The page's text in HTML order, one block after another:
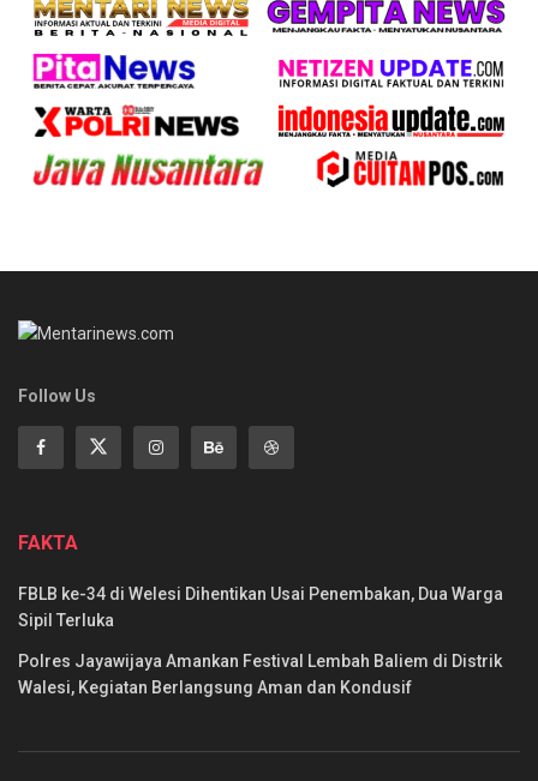
Follow Us
FAKTA
FBLB ke-34 di Welesi Dihentikan Usai Penembakan, Dua Warga
Sipil Terluka
Polres Jayawijaya Amankan Festival Lembah Baliem di Distrik
Walesi, Kegiatan Berlangsung Aman dan Kondusif